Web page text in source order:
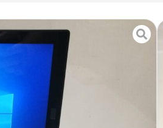
Magyar